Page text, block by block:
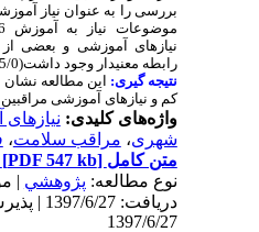
بررسی را به عنوان نیاز آموزشی
موضوعات نیاز به آموزش 6/16
نیازهای آموزشی و بعضی از
رابطه معنی­دار وجود داشت(05/0
نتیجه گیری:این مطالعه نشان
کم و نیازهای آموزشی مراقبین
واژه‌های کلیدی:نیازهای
شهری،مراقب سلامت،
متن کامل[PDF 547 kb]
نوع مطالعه:پژوهشي|
1397/6/27